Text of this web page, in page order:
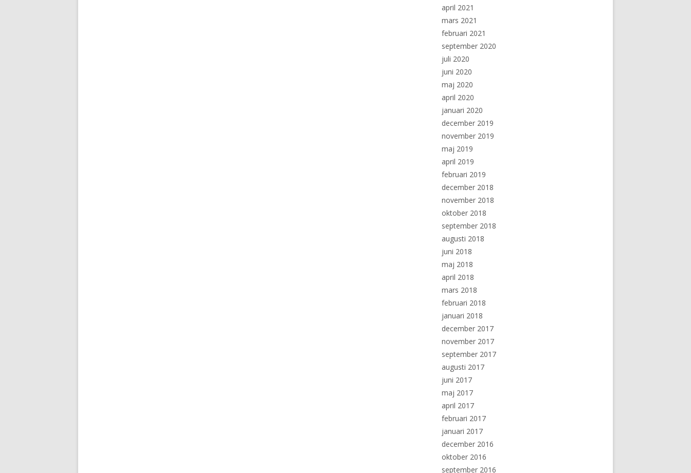
april 2021
mars 2021
februari 2021
september 2020
juli 2020
juni 2020
maj 2020
april 2020
januari 2020
december 2019
november 2019
maj 2019
april 2019
februari 2019
december 2018
november 2018
oktober 2018
september 2018
augusti 2018
juni 2018
maj 2018
april 2018
mars 2018
februari 2018
januari 2018
december 2017
november 2017
september 2017
augusti 2017
juni 2017
maj 2017
april 2017
februari 2017
januari 2017
december 2016
oktober 2016
september 2016